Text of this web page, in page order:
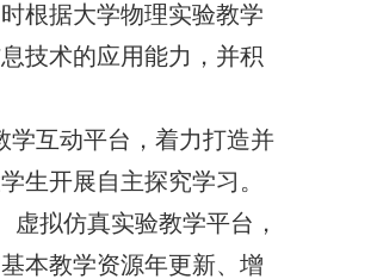
根据大学物理实验教学
技术的应用能力，并积
学互动平台，着力打造并
生开展自主探究学习。
拟仿真实验教学平台，
本教学资源年更新、增